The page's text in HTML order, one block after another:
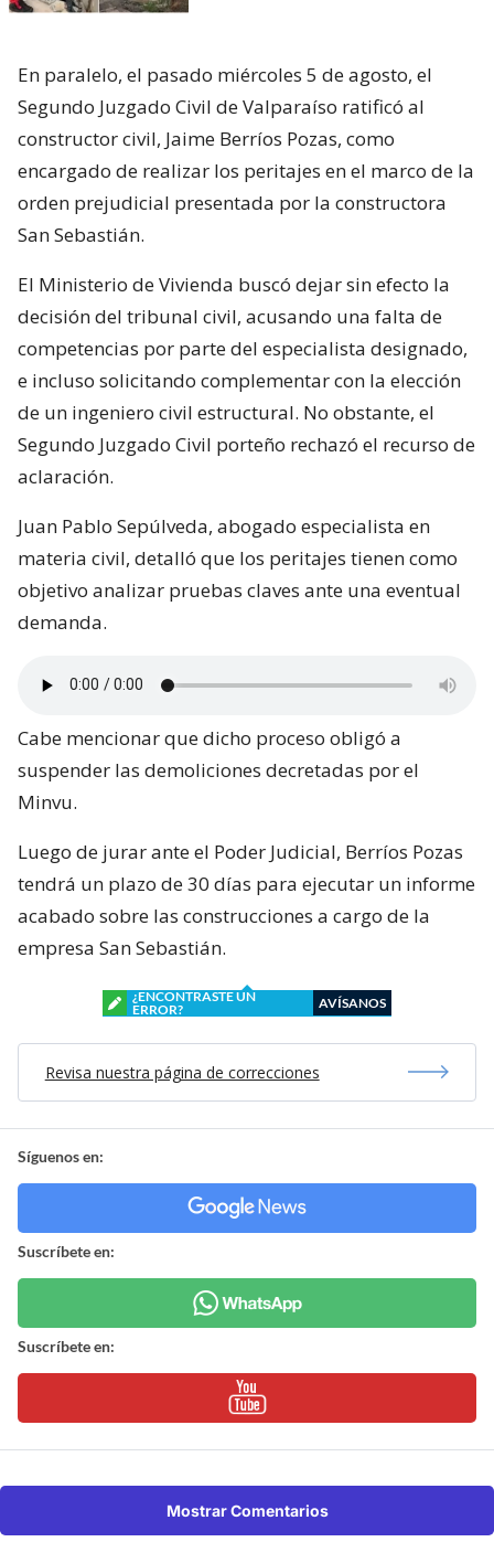
En paralelo, el pasado miércoles 5 de agosto, el
Segundo Juzgado Civil de Valparaíso ratificó al
constructor civil, Jaime Berríos Pozas, como
encargado de realizar los peritajes en el marco de la
orden prejudicial presentada por la constructora
San Sebastián.
El Ministerio de Vivienda buscó dejar sin efecto la
decisión del tribunal civil, acusando una falta de
competencias por parte del especialista designado,
e incluso solicitando complementar con la elección
de un ingeniero civil estructural. No obstante, el
Segundo Juzgado Civil porteño rechazó el recurso de
aclaración.
Juan Pablo Sepúlveda, abogado especialista en
materia civil, detalló que los peritajes tienen como
objetivo analizar pruebas claves ante una eventual
demanda.
Cabe mencionar que dicho proceso obligó a
suspender las demoliciones decretadas por el
Minvu.
Luego de jurar ante el Poder Judicial, Berríos Pozas
tendrá un plazo de 30 días para ejecutar un informe
acabado sobre las construcciones a cargo de la
empresa San Sebastián.
¿ENCONTRASTE UN
ERROR?
AVÍSANOS
Revisa nuestra página de correcciones
Síguenos en:
Suscríbete en:
Suscríbete en:
Mostrar Comentarios